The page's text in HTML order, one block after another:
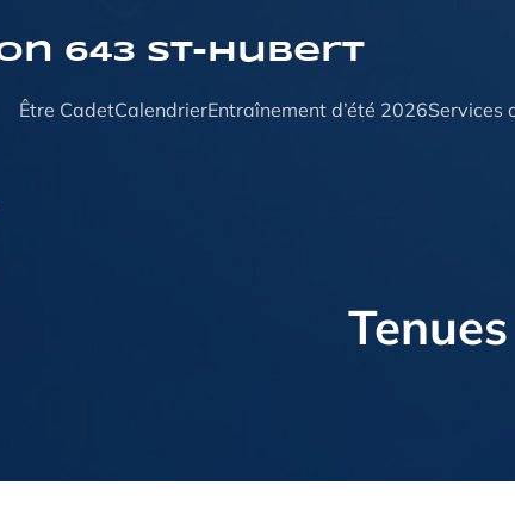
643 St-Hubert
Être CadetCalendrierEntraînement d’été 2026Services